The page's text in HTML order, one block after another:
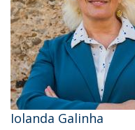
Iolanda Galinha